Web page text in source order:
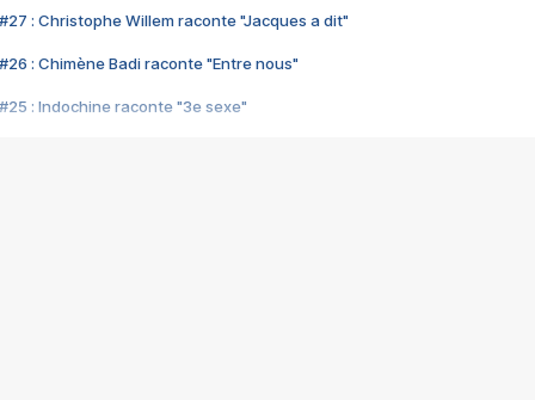
#27 : Christophe Willem raconte "Jacques a dit"
#26 : Chimène Badi raconte "Entre nous"
#25 : Indochine raconte "3e sexe"